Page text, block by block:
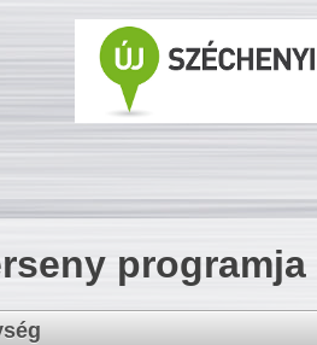
programja